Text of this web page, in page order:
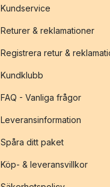
Kundservice
Returer & reklamationer
Registrera retur &
Kundklubb
FAQ - Vanliga frågor
Leveransinformation
Spåra ditt paket
Köp- & leveransvillkor